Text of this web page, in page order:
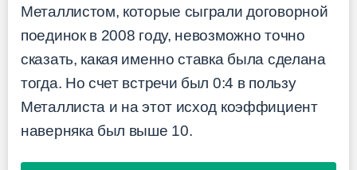
Металлистом, которые сыграли договорной
поединок в 2008 году, невозможно точно
сказать, какая именно ставка была сделана
тогда. Но счет встречи был 0:4 в пользу
Металлиста и на этот исход коэффициент
наверняка был выше 10.